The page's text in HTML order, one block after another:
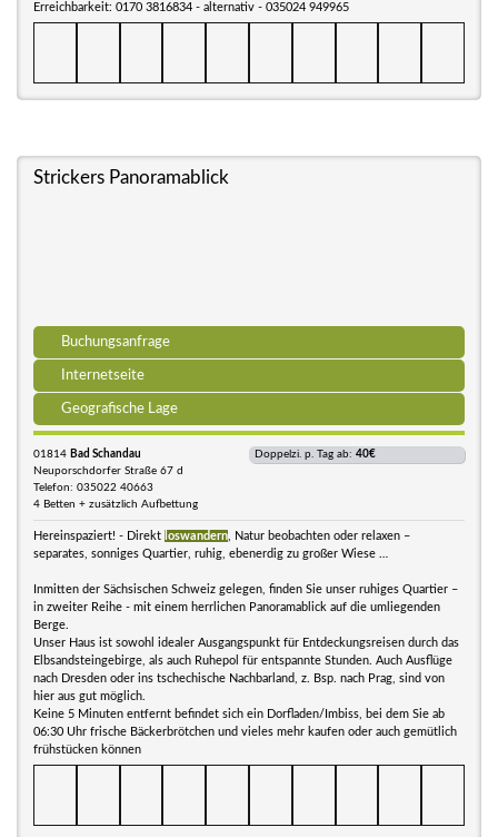
Erreichbarkeit: 0170 3816834 - alternativ - 035024 949965
Strickers Panoramablick
Buchungsanfrage
Internetseite
Geografische Lage
01814 Bad Schandau
Neuporschdorfer Straße 67 d
Telefon: 035022 40663
4 Betten + zusätzlich Aufbettung
Doppelzi. p. Tag ab: 40€
Hereinspaziert! - Direkt loswandern , Natur beobachten oder relaxen –
separates, sonniges Quartier, ruhig, ebenerdig zu großer Wiese …
Inmitten der Sächsischen Schweiz gelegen, finden Sie unser ruhiges Quartier –
in zweiter Reihe - mit einem herrlichen Panoramablick auf die umliegenden
Berge.
Unser Haus ist sowohl idealer Ausgangspunkt für Entdeckungsreisen durch das
Elbsandsteingebirge, als auch Ruhepol für entspannte Stunden. Auch Ausflüge
nach Dresden oder ins tschechische Nachbarland, z. Bsp. nach Prag, sind von
hier aus gut möglich.
Keine 5 Minuten entfernt befindet sich ein Dorfladen/Imbiss, bei dem Sie ab
06:30 Uhr frische Bäckerbrötchen und vieles mehr kaufen oder auch gemütlich
frühstücken können